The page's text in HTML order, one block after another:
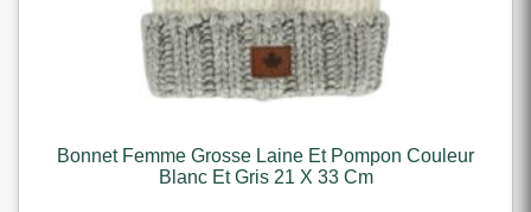
Bonnet Femme Grosse Laine Et Pompon Couleur
Blanc Et Gris 21 X 33 Cm